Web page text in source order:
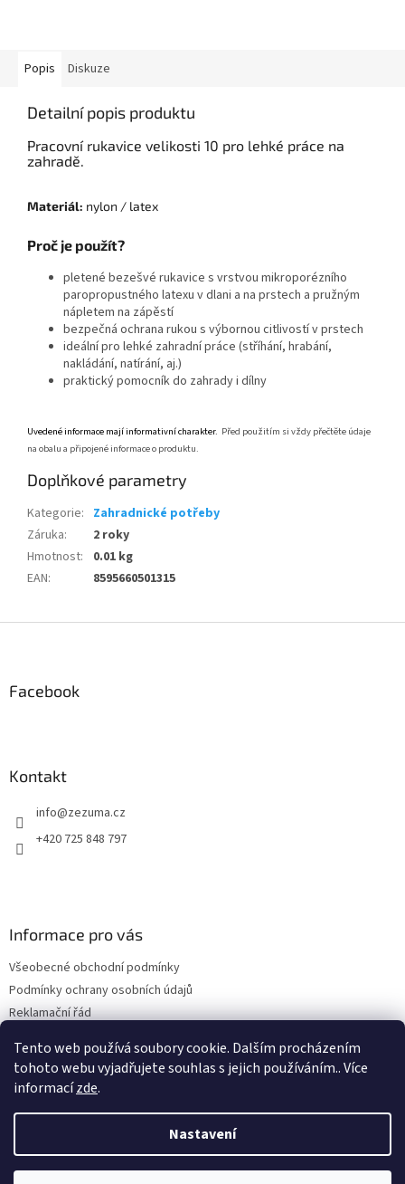
Tento web používá soubory cookie. Dalším procházením
tohoto webu vyjadřujete souhlas s jejich používáním.. Více
informacízde.
Nastavení
Popis Diskuze
Detailní popis produktu
Pracovní rukavice velikosti 10 pro lehké práce na
zahradě.
Materiál: nylon / latex
Proč je použít?
pletené bezešvé rukavice s vrstvou mikroporézního
paropropustného latexu v dlani a na prstech a pružným
nápletem na zápěstí
bezpečná ochrana rukou s výbornou citlivostí v prstech
ideální pro lehké zahradní práce (stříhání, hrabání,
nakládání, natírání, aj.)
praktický pomocník do zahrady i dílny
Uvedené informace mají informativní charakter. Před použitím si vždy přečtěte údaje
na obalu a připojené informace o produktu.
Doplňkové parametry
Kategorie: Zahradnické potřeby
Záruka:
2 roky
Hmotnost:
0.01 kg
EAN: 8595660501315
Facebook
Kontakt
info@zezuma.cz
+420 725 848 797
Informace pro vás
Všeobecné obchodní podmínky
Podmínky ochrany osobních údajů
Reklamační řád
Napište nám
Vytvořil Shoptet